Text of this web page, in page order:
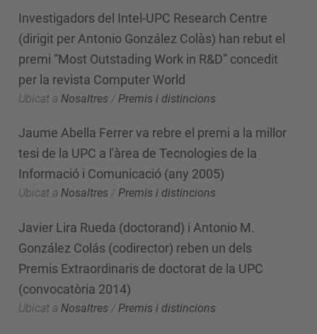
Investigadors del Intel-UPC Research Centre
(dirigit per Antonio González Colàs) han rebut el
premi “Most Outstading Work in R&D” concedit
per la revista Computer World
Ubicat a Nosaltres / Premis i distincions
Jaume Abella Ferrer va rebre el premi a la millor
tesi de la UPC a l'àrea de Tecnologies de la
Informació i Comunicació (any 2005)
Ubicat a Nosaltres /Premis i distincions
Javier Lira Rueda (doctorand) i Antonio M.
González Colás (codirector) reben un dels
Premis Extraordinaris de doctorat de la UPC
(convocatòria 2014)
Ubicat a Nosaltres / Premis i distincions